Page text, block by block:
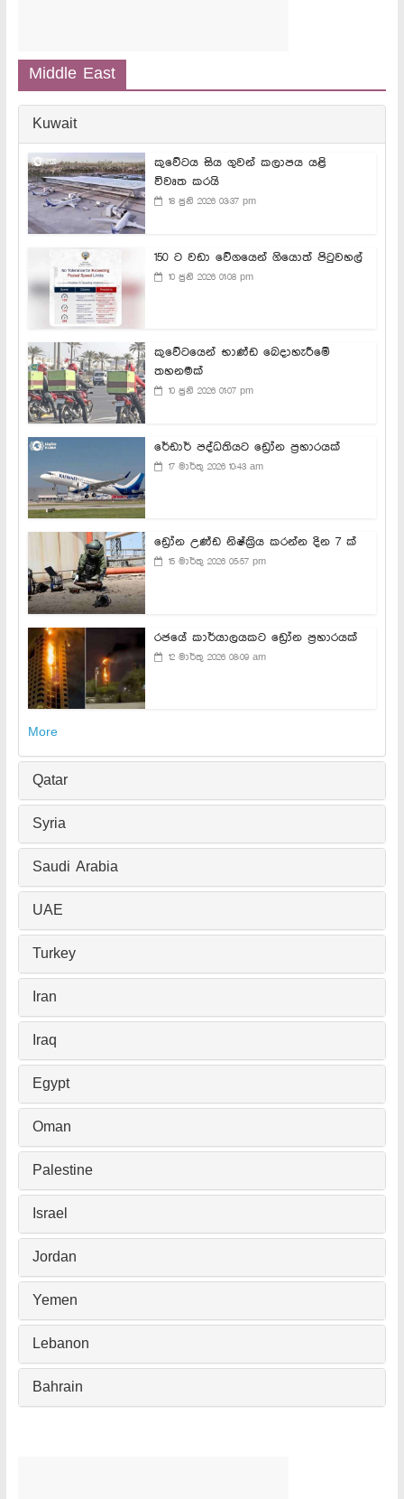
Middle East
Kuwait
කුවේටය සිය ගුවන් කලාපය යළි
විවෘත කරයි
18 ජුනි 2026 03:37 pm
150 ට වඩා වේගයෙන් ගියොත් පිටුවහල්
10 ජුනි 2026 01:08 pm
කුවේටයෙන් භාණ්ඩ බෙදාහැරීමේ
තහනමක්
10 ජුනි 2026 01:07 pm
රේඩාර් පද්ධතියට ඩ්‍රෝන ප්‍රහාරයක්
17 මාර්තු 2026 10:43 am
ඩ්‍රෝන උණ්ඩ නිෂ්ක්‍රිය කරන්න දින 7 ක්
15 මාර්තු 2026 05:57 pm
රජයේ කාර්යාලයකට ඩ්‍රෝන ප්‍රහාරයක්
12 මාර්තු 2026 08:09 am
More
Qatar
Syria
Saudi Arabia
UAE
Turkey
Iran
Iraq
Egypt
Oman
Palestine
Israel
Jordan
Yemen
Lebanon
Bahrain